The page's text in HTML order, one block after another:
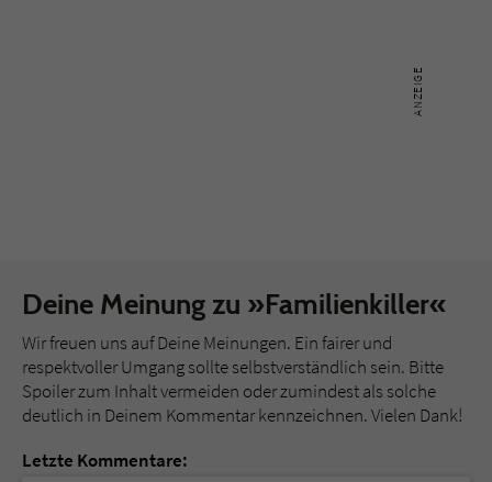
Deine Meinung zu »Familienkiller«
Wir freuen uns auf Deine Meinungen. Ein fairer und
respektvoller Umgang sollte selbstverständlich sein. Bitte
Spoiler zum Inhalt vermeiden oder zumindest als solche
deutlich in Deinem Kommentar kennzeichnen. Vielen Dank!
Letzte Kommentare: